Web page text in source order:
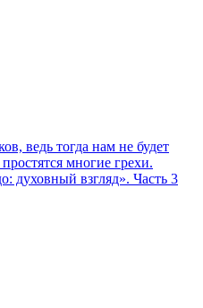
ведь тогда нам не будет
многие грехи.
духовный взгляд». Часть 3